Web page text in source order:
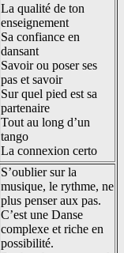
La qualité de ton
enseignement
Sa confiance en
dansant
Savoir ou poser ses
pas et savoir
Sur quel pied est sa
partenaire
Tout au long d’un
tango
La connexion certo
S’oublier sur la
musique, le rythme, ne
plus penser aux pas.
C’est une Danse
complexe et riche en
possibilité.